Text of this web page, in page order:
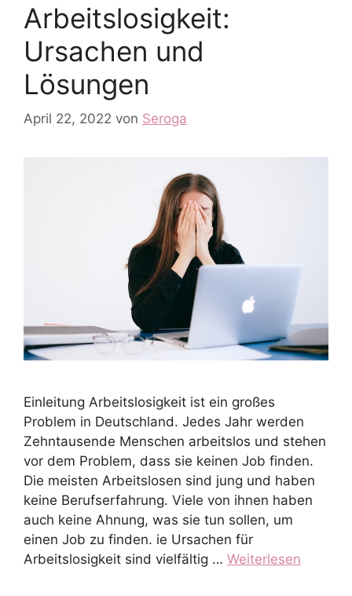
Arbeitslosigkeit:
Ursachen und
Lösungen
April 22, 2022 von Seroga
Einleitung Arbeitslosigkeit ist ein großes
Problem in Deutschland. Jedes Jahr werden
Zehntausende Menschen arbeitslos und stehen
vor dem Problem, dass sie keinen Job finden.
Die meisten Arbeitslosen sind jung und haben
keine Berufserfahrung. Viele von ihnen haben
auch keine Ahnung, was sie tun sollen, um
einen Job zu finden. ie Ursachen für
Arbeitslosigkeit sind vielfältig … Weiterlesen